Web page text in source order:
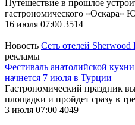
Путешествие в прошлое
гастрономического «Оскара»
16 июля 07:00 3514
Новость Сеть отелей Sherwood
рекламы
Фестиваль анатолийской
начнется 7 июля в Турции
Гастрономический праздник
площадки и пройдет сразу в
3 июля 07:00 4049